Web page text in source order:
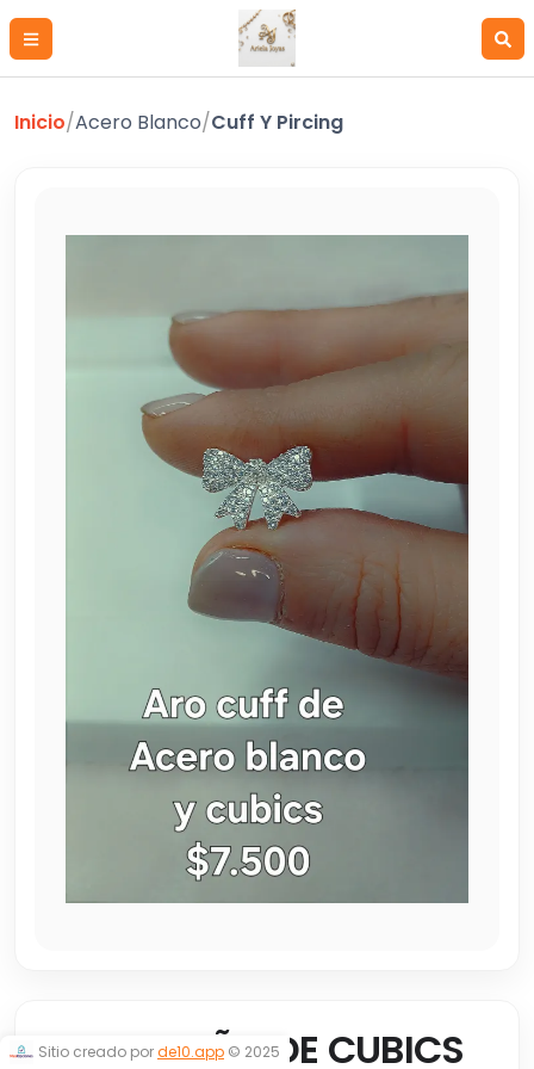
Inicio/Acero Blanco/Cuff Y Pircing
CUFF MOÑO DE CUBICS
Sitio creado porde10.app © 2025